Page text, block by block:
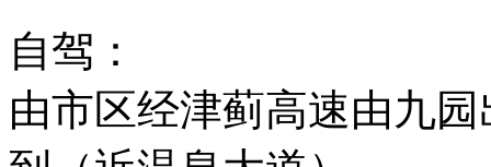
自驾：
由市区经津蓟高速由九